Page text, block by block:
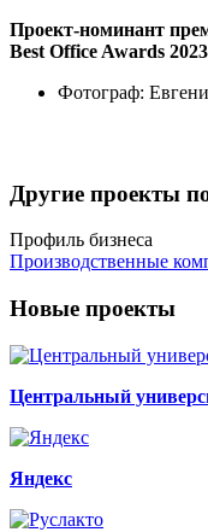
Проект-номинант
Best Office Awards
Фотограф:
Другие проекты
Профиль бизнеса
Производственные
Новые проекты
Центральный
Яндекс